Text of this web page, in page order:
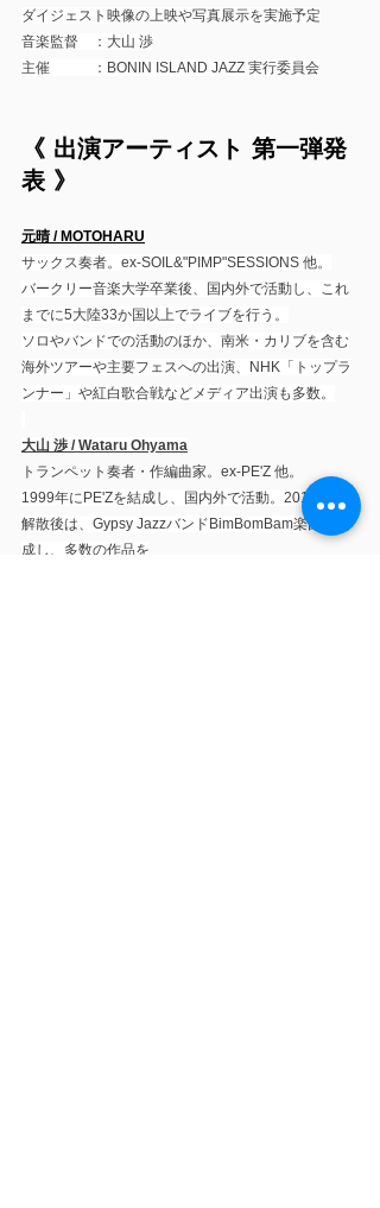
ダイジェスト映像の上映や写真展示を実施予定
音楽監督　：大山 渉
主催　　　：BONIN ISLAND JAZZ 実行委員会
《 出演アーティスト 第一弾発
表 》
元晴 / MOTOHARU
サックス奏者。ex-SOIL&"PIMP"SESSIONS 他。
バークリー音楽大学卒業後、国内外で活動し、これ
までに5大陸33か国以上でライブを行う。
ソロやバンドでの活動のほか、南米・カリブを含む
海外ツアーや主要フェスへの出演、NHK「トップラ
ンナー」や紅白歌合戦などメディア出演も多数。
大山 渉 / Wataru Ohyama
トランペット奏者・作編曲家。ex-PE'Z 他。
1999年にPE'Zを結成し、国内外で活動。2015年の
解散後は、Gypsy JazzバンドBimBomBam楽団を結
成し、多数の作品を